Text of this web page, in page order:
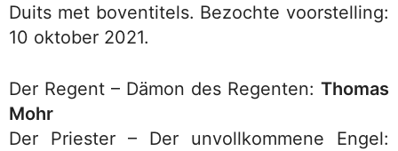
Duits met boventitels. Bezochte voorstelling:
10 oktober 2021.
Der Regent – Dämon des Regenten: Thomas
Mohr
Der Priester – Der unvollkommene Engel: